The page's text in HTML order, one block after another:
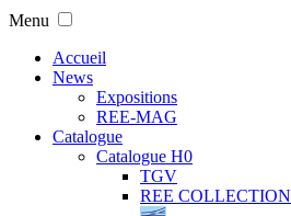
Menu
Accueil
News
Expositions
REE-MAG
Catalogue
Catalogue H0
TGV
REE COLLECTION